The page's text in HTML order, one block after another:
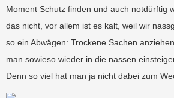
Moment Schutz finden und auch notdürftig
das nicht, vor allem ist es kalt, weil wir
so ein Abwägen: Trockene Sachen
man sowieso wieder in die nassen
Denn so viel hat man ja nicht dabei zum